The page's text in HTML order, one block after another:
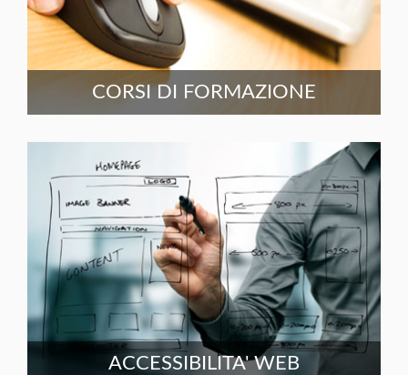
CORSI DI FORMAZIONE
ACCESSIBILITA' WEB